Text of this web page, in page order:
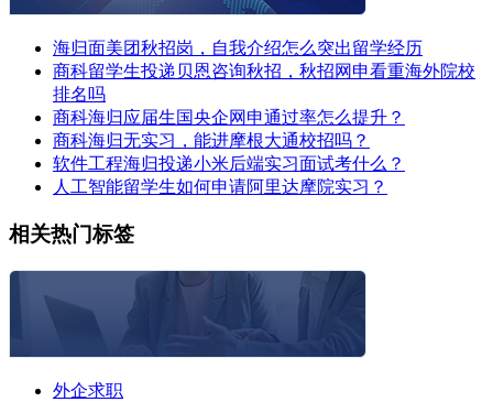
海归面美团秋招岗，自我介绍怎么突出留学经历
商科留学生投递贝恩咨询秋招，秋招网申看重海外院校
排名吗
商科海归应届生国央企网申通过率怎么提升？
商科海归无实习，能进摩根大通校招吗？
软件工程海归投递小米后端实习面试考什么？
人工智能留学生如何申请阿里达摩院实习？
相关热门标签
外企求职